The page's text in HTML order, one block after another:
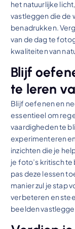
het natuurlijke
vastleggen die de
benadrukken.
van de dag te
kwaliteiten van
Blijf
te leren
Blijf oefenen en
essentieel om
vaardigheden te
experimenteren
inzichten die je
je foto’s kritisch
pas deze lessen
manier zul je stap
verbeteren en
beelden